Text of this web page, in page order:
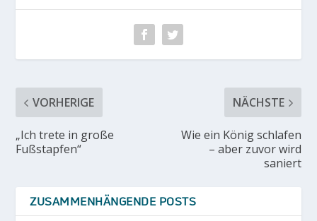
VORHERIGE
„Ich trete in große
Fußstapfen“
NÄCHSTE
Wie ein König schlafen
– aber zuvor wird
saniert
ZUSAMMENHÄNGENDE POSTS